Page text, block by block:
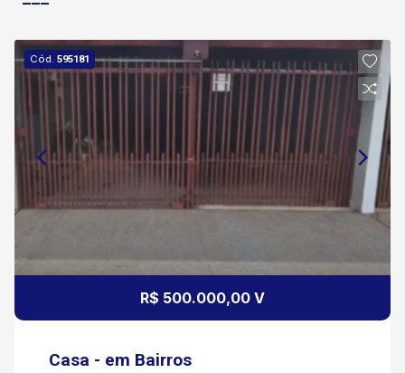
Cód.595181
R$ 500.000,00 V
Casa - em Bairros